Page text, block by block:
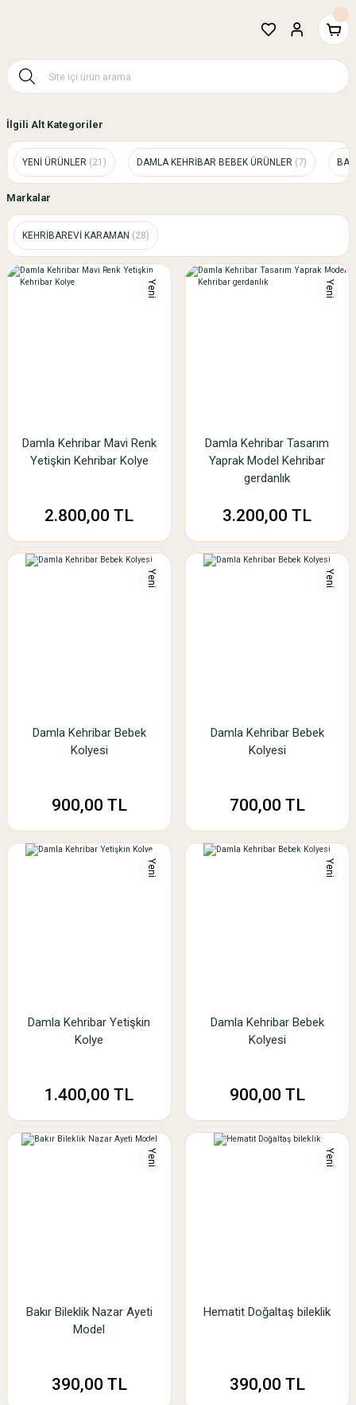
İlgili Alt Kategoriler
YENİ ÜRÜNLER (21) DAMLA KEHRİBAR BEBEK ÜRÜNLER (7)
Markalar
KEHRİBAREVİ KARAMAN (28)
Yeni
Damla Kehribar Mavi Renk
Yetişkin Kehribar Kolye
2.800,00 TL
Yeni
Damla Kehribar Tasarım
Yaprak Model Kehribar
gerdanlık
3.200,00 TL
Yeni
Damla Kehribar Bebek
Kolyesi
900,00 TL
Yeni
Damla Kehribar Bebek
Kolyesi
700,00 TL
Yeni
Damla Kehribar Yetişkin
Kolye
1.400,00 TL
Yeni
Damla Kehribar Bebek
Kolyesi
900,00 TL
Yeni
Bakır Bileklik Nazar Ayeti
Model
390,00 TL
Yeni
Hematit Doğaltaş bileklik
390,00 TL